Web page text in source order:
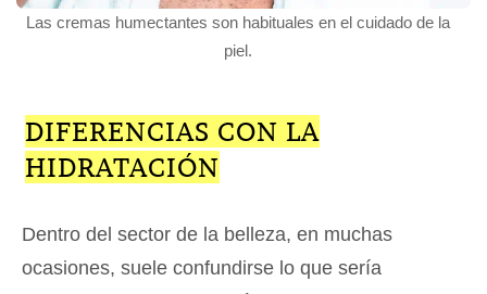
Las cremas humectantes son habituales en el cuidado de la
piel.
DIFERENCIAS CON LA
HIDRATACIÓN
Dentro del sector de la belleza, en muchas
ocasiones, suele confundirse lo que sería